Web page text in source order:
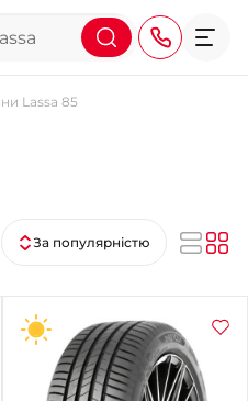
+38 (095) 276-44-44
+38 (067) 911-14-14
- на Щепкіна
+38 (098) 911-911-0
- на Тополі
Lassa 85
За популярністю